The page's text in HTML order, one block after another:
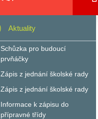
Aktuality
Schůzka pro budoucí
prvňáčky
Zápis z jednání školské rady
Zápis z jednání školské rady
Informace k zápisu do
přípravné třídy